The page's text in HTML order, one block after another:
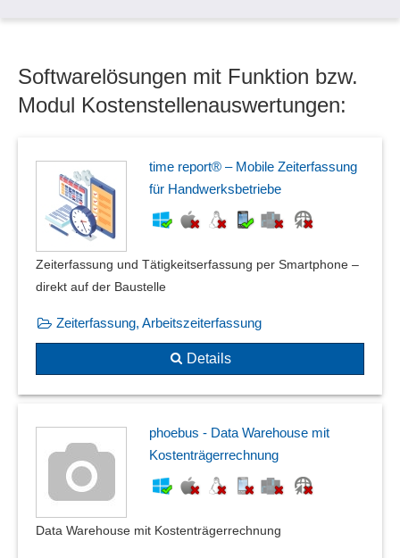
selbstlernende Datenbank
Verwaltung
Softwarelösungen mit Funktion bzw.
Modul Kostenstellenauswertungen:
time report® – Mobile Zeiterfassung
für Handwerksbetriebe
Zeiterfassung und Tätigkeitserfassung per Smartphone –
direkt auf der Baustelle
Zeiterfassung, Arbeitszeiterfassung
Details
phoebus - Data Warehouse mit
Kostenträgerrechnung
Data Warehouse mit Kostenträgerrechnung